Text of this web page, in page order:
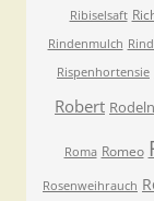
Ribiselsaft
Rindenmulch
Rispenhortensie
Robert Rodeln
Roma Romeo
Rosenweihrauch